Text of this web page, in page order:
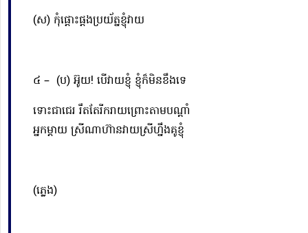
(ស) កុំផ្ដោះផ្ដងប្រយ័ត្នខ្ញុំវាយ
៤ – (ប) អ៊ូយ! បើវាយខ្ញុំ ខ្ញុំក៏មិនខឹងទេ
ទោះជាជេរ រឹតតែរីករាយព្រោះតាមបណ្ដាំ
អ្នកម្ដាយ ស្រីណាហ៊ានវាយស្រីហ្នឹងគូខ្ញុំ
(ភ្លេង)